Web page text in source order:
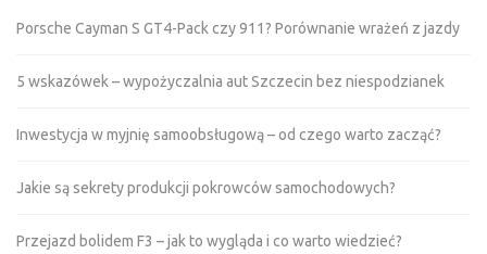
Porsche Cayman S GT4-Pack czy 911? Porównanie wrażeń z jazdy
5 wskazówek – wypożyczalnia aut Szczecin bez niespodzianek
Inwestycja w myjnię samoobsługową – od czego warto zacząć?
Jakie są sekrety produkcji pokrowców samochodowych?
Przejazd bolidem F3 – jak to wygląda i co warto wiedzieć?